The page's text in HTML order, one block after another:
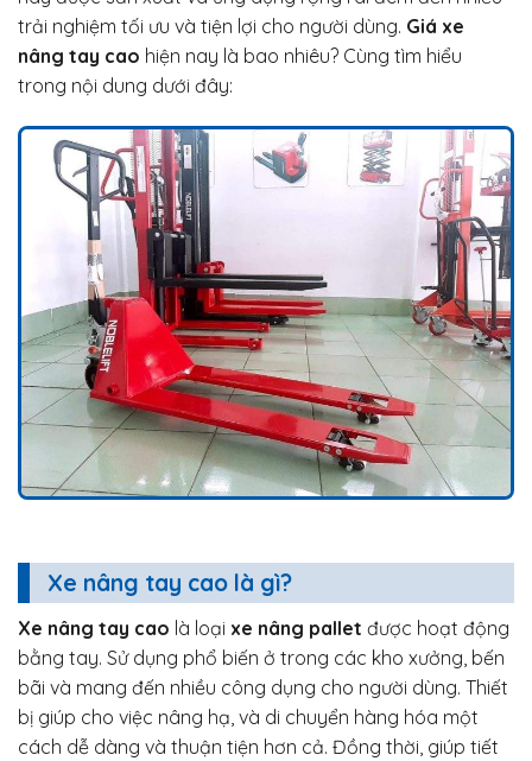
trải nghiệm tối ưu và tiện lợi cho người dùng. Giá xe
nâng tay cao hiện nay là bao nhiêu? Cùng tìm hiểu
trong nội dung dưới đây:
Xe nâng tay cao là gì?
Xe nâng tay cao là loại xe nâng pallet được hoạt động
bằng tay. Sử dụng phổ biến ở trong các kho xưởng, bến
bãi và mang đến nhiều công dụng cho người dùng. Thiết
bị giúp cho việc nâng hạ, và di chuyển hàng hóa một
cách dễ dàng và thuận tiện hơn cả. Đồng thời, giúp tiết